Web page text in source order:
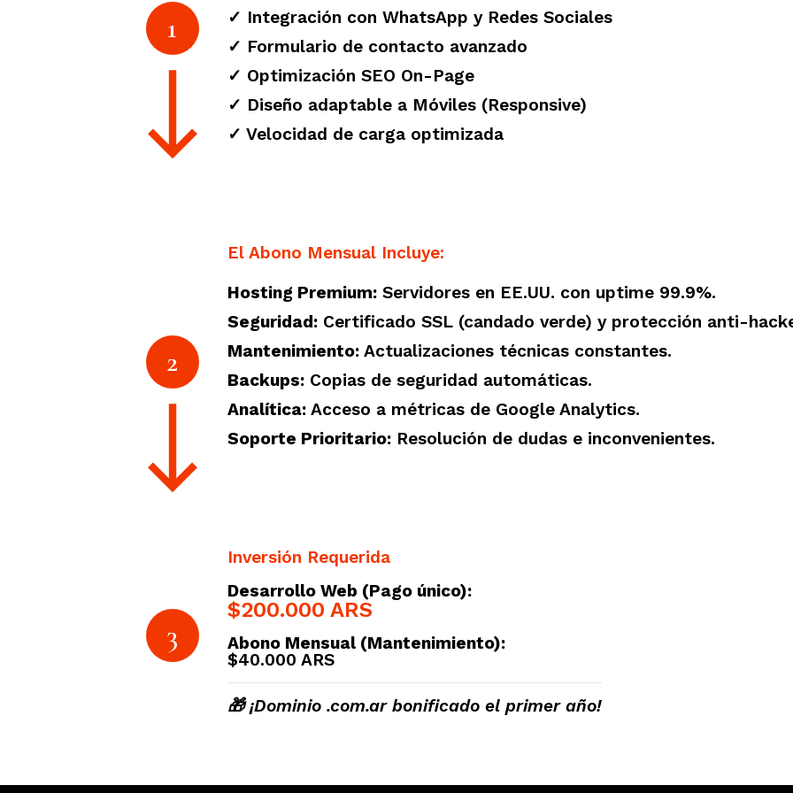
1
✓ Integración con WhatsApp y Redes Sociales
✓ Formulario de contacto avanzado
✓ Optimización SEO On-Page
✓ Diseño adaptable a Móviles (Responsive)
✓ Velocidad de carga optimizada
2
El Abono Mensual Incluye:
Hosting Premium:Servidores en EE.UU. con uptime 99.9%.
Seguridad:Certificado SSL (candado verde) y protección anti-
Mantenimiento:Actualizaciones técnicas constantes.
Backups:Copias de seguridad automáticas.
Analítica:Acceso a métricas de Google Analytics.
Soporte Prioritario:Resolución de dudas e inconvenientes.
3
Inversión Requerida
Desarrollo Web (Pago único):
$200.000 ARS
Abono Mensual (Mantenimiento):
$40.000 ARS
🎁 ¡Dominio .com.ar bonificado el primer año!